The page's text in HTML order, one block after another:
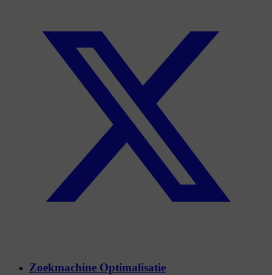
Zoekmachine Optimalisatie